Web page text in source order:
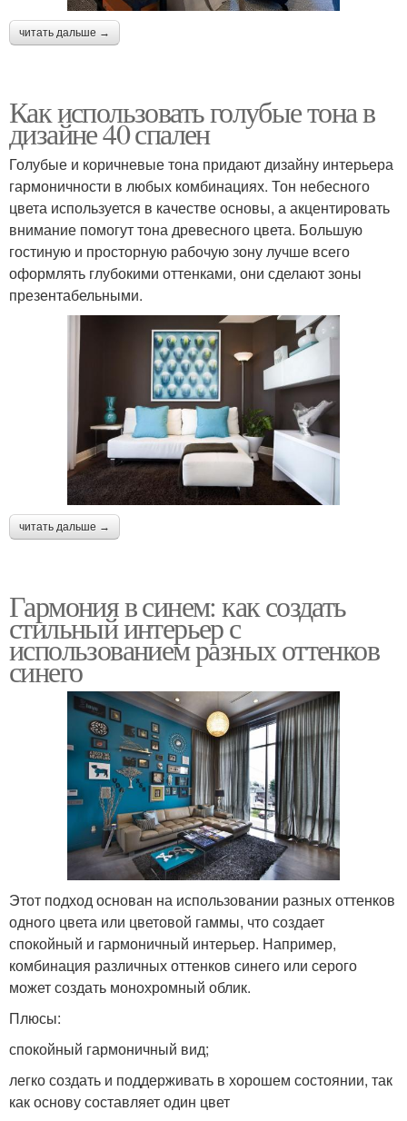
читать дальше →
Как использовать голубые тона в
дизайне 40 спален
Голубые и коричневые тона придают дизайну интерьера
гармоничности в любых комбинациях. Тон небесного
цвета используется в качестве основы, а акцентировать
внимание помогут тона древесного цвета. Большую
гостиную и просторную рабочую зону лучше всего
оформлять глубокими оттенками, они сделают зоны
презентабельными.
читать дальше →
Гармония в синем: как создать
стильный интерьер с
использованием разных оттенков
синего
Этот подход основан на использовании разных оттенков
одного цвета или цветовой гаммы, что создает
спокойный и гармоничный интерьер. Например,
комбинация различных оттенков синего или серого
может создать монохромный облик.
Плюсы:
спокойный гармоничный вид;
легко создать и поддерживать в хорошем состоянии, так
как основу составляет один цвет